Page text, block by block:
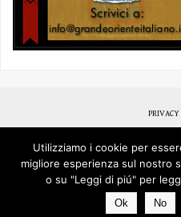
PRIVACY
Se desideri ottenere un primo
© 2017 - Grande Oriente
Utilizziamo i cookie per
migliore esperienza sul nostro
o su "Leggi di piú" per
Ok No